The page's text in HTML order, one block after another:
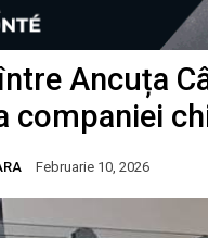
Ancuța
companiei
Februarie 10, 2026